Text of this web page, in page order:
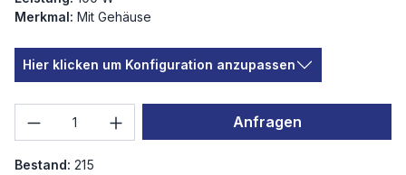
Merkmal: Mit Gehäuse
Hier klicken um Konfiguration anzupassen
Produkt Anzahl: Gib den gewünschten
Anfragen
Bestand: 215